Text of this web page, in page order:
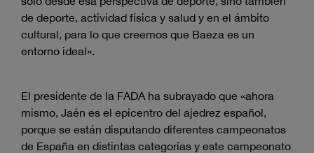
de deporte, actividad física y salud y en el ámbito
cultural, para lo que creemos que Baeza es un
entorno ideal».
El presidente de la FADA ha subrayado que «ahora
mismo, Jaén es el epicentro del ajedrez español,
porque se están disputando diferentes campeonatos
de España en distintas categorías y este campeonato